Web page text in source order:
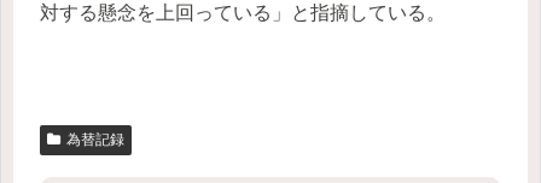
対する懸念を上回っている」と指摘している。
為替記録